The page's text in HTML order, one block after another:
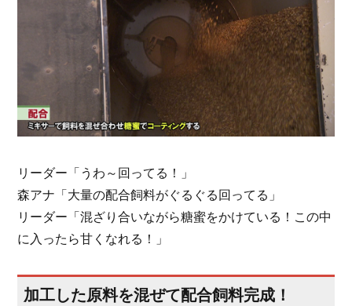
リーダー「うわ～回ってる！」
森アナ「大量の配合飼料がぐるぐる回ってる」
リーダー「混ざり合いながら糖蜜をかけている！この中
に入ったら甘くなれる！」
加工した原料を混ぜて配合飼料完成！